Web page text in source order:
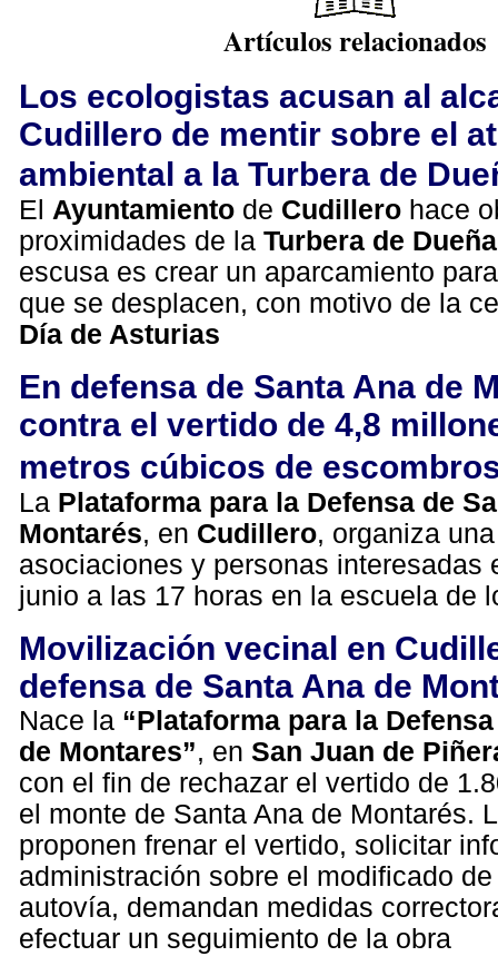
Artículos relacionados
Los ecologistas acusan al
Cudillero de mentir sobre el
ambiental a la Turbera de
El Ayuntamiento de Cudillero hace
proximidades de la Turbera de
escusa es crear un aparcamiento
que se desplacen, con motivo de la
Día de Asturias
En defensa de Santa Ana de
contra el vertido de 4,8
metros cúbicos de
La Plataforma para la Defensa de
Montarés, en Cudillero, organiza
asociaciones y personas interesadas
junio a las 17 horas en la escuela de
Movilización vecinal en
defensa de Santa Ana de
Nace la “Plataforma para la
de Montares”, en San Juan de
con el fin de rechazar el vertido de
el monte de Santa Ana de Montarés.
proponen frenar el vertido, solicitar
administración sobre el modificado
autovía, demandan medidas
efectuar un seguimiento de la obra